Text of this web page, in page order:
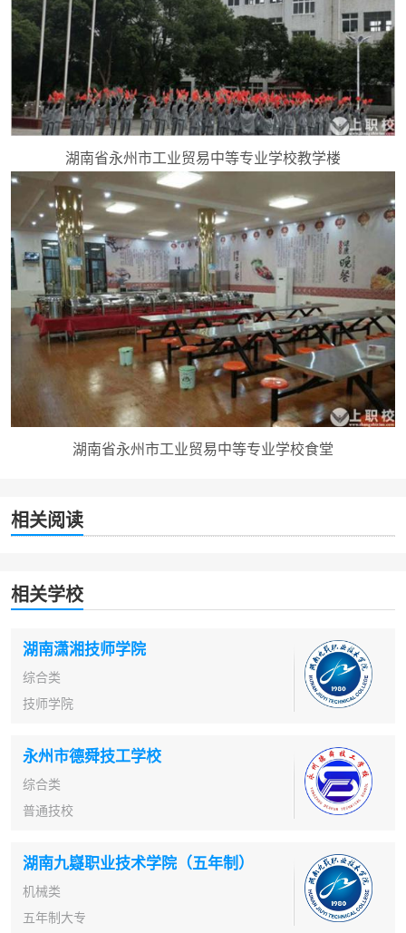
湖南省永州市工业贸易中等专业学校教学楼
湖南省永州市工业贸易中等专业学校食堂
相关阅读
相关学校
湖南潇湘技师学院
综合类
技师学院
永州市德舜技工学校
综合类
普通技校
湖南九嶷职业技术学院（五年制）
机械类
五年制大专